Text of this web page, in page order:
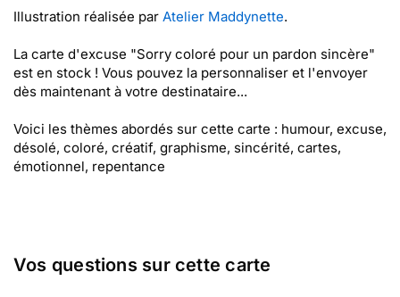
Illustration réalisée par Atelier Maddynette.
La carte d'excuse "Sorry coloré pour un pardon sincère"
est en stock ! Vous pouvez la personnaliser et l'envoyer
dès maintenant à votre destinataire...
Voici les thèmes abordés sur cette carte : humour, excuse,
désolé, coloré, créatif, graphisme, sincérité, cartes,
émotionnel, repentance
Vos questions sur cette carte